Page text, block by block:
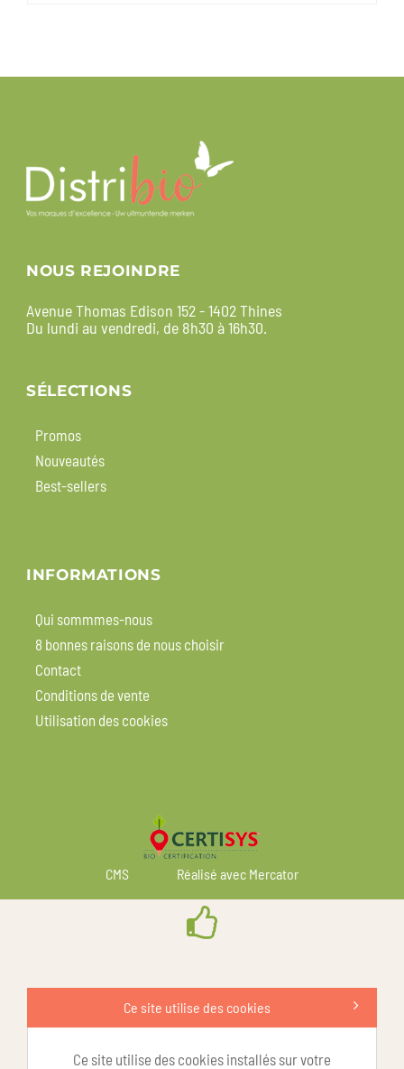
NOUS REJOINDRE
Avenue Thomas Edison 152 - 1402 Thines
Du lundi au vendredi, de 8h30 à 16h30.
SÉLECTIONS
Promos
Nouveautés
Best-sellers
INFORMATIONS
Qui sommmes-nous
8 bonnes raisons de nous choisir
Contact
Conditions de vente
Utilisation des cookies
CMS Réalisé avec Mercator
Ce site utilise des cookies
Ce site utilise des cookies installés sur votre